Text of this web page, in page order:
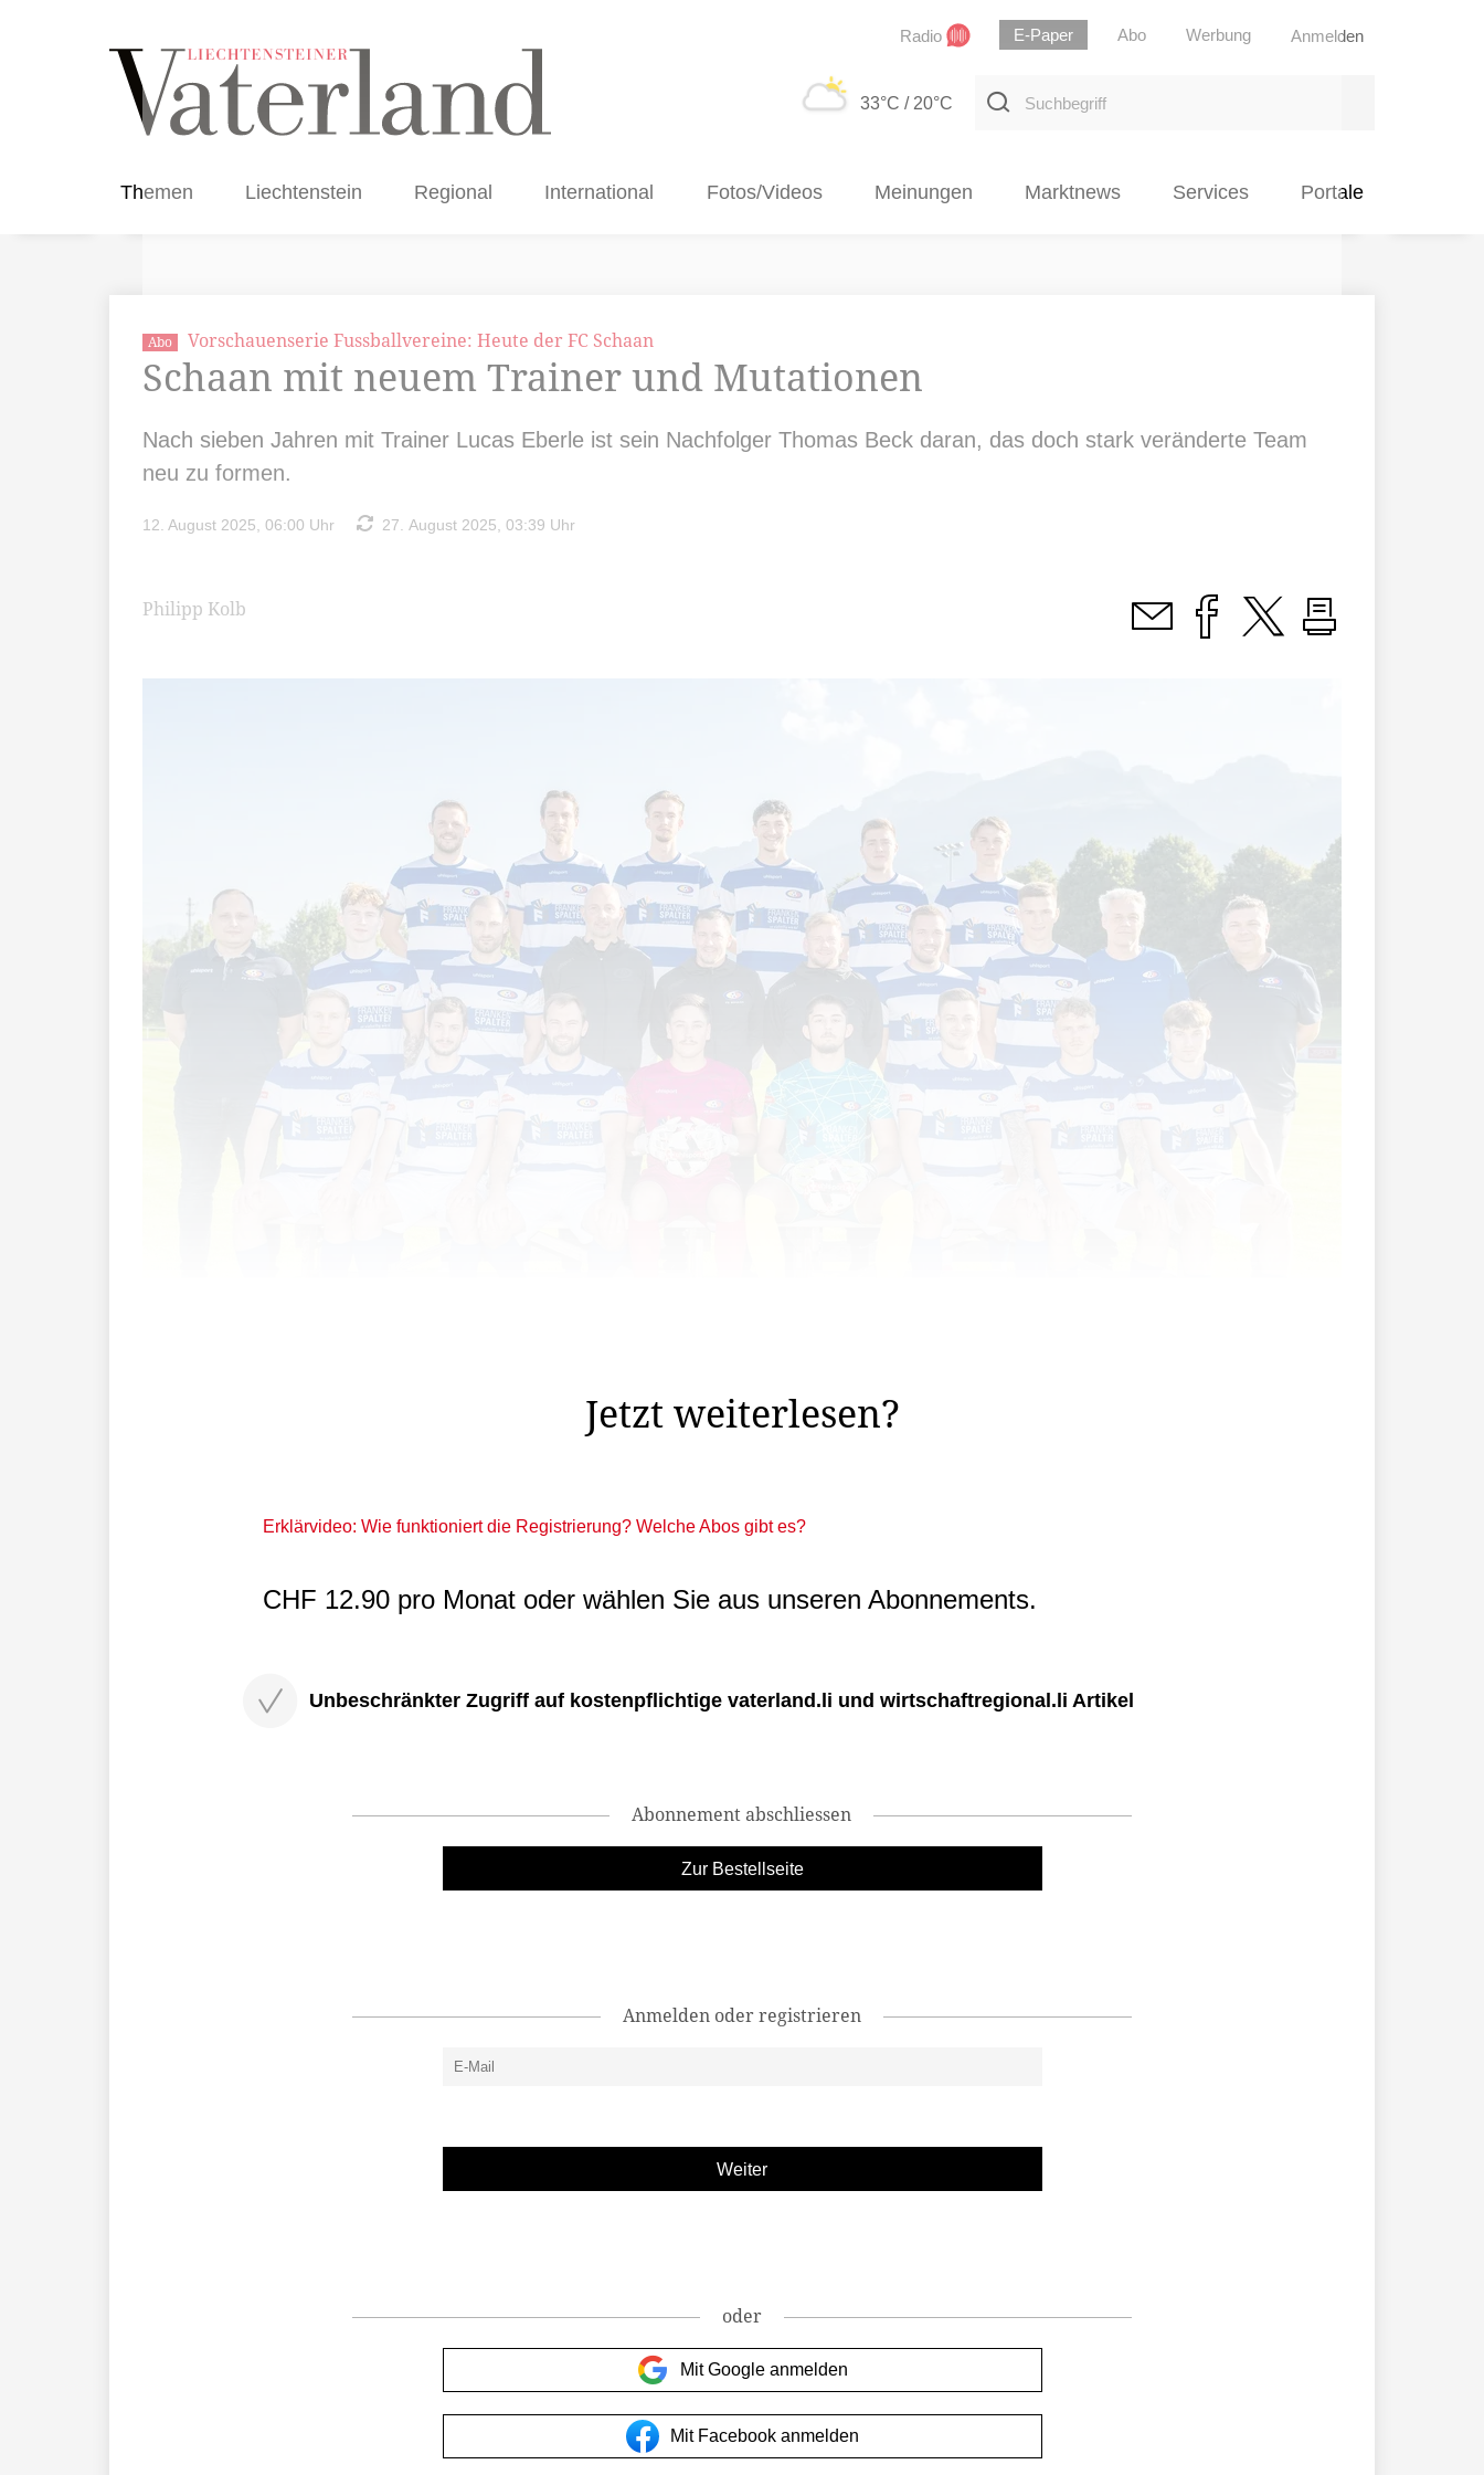
Radio E-Paper Abo Werbung Anmelden
33°C / 20°C
Suchbegriff
Themen Liechtenstein Regional International Fotos/Videos Meinungen Marktnews Services Portale
Abo Vorschauenserie Fussballvereine: Heute der FC Schaan
Schaan mit neuem Trainer und Mutationen
Nach sieben Jahren mit Trainer Lucas Eberle ist sein Nachfolger Thomas Beck daran, das doch stark veränderte Team
neu zu formen.
12. August 2025, 06:00 Uhr 27. August 2025, 03:39 Uhr
Philipp Kolb
Jetzt weiterlesen?
Erklärvideo: Wie funktioniert die Registrierung? Welche Abos gibt es?
CHF 12.90 pro Monat oder wählen Sie aus unseren Abonnements.
Unbeschränkter Zugriff auf kostenpflichtige vaterland.li und wirtschaftregional.li Artikel
Abonnement abschliessen
Zur Bestellseite
Anmelden oder registrieren
oder
Mit Google anmelden
Mit Facebook anmelden